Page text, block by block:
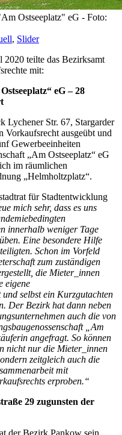
Ostseeplatz" eG - Foto:
, Slider
teilte das Bezirksamt
mit:
eG – 28
Lychener Str. 67, Stargarder
Vorkaufsrecht ausgeübt und
Gewerbeeinheiten
„Am Ostseeplatz“ eG
im räumlichen
„Helmholtzplatz“.
für Stadtentwicklung
mich sehr, dass es uns
innerhalb weniger Tage
Eine besondere Hilfe
Schon im Vorfeld
zum zuständigen
die Mieter_innen
eigene
selbst ein Kurzgutachten
Der Bezirk hat dann neben
auch die von
„Am
angefragt. So können
nicht nur die Mieter_innen
zeitgleich auch die
mit
erproben.“
29 zugunsten der